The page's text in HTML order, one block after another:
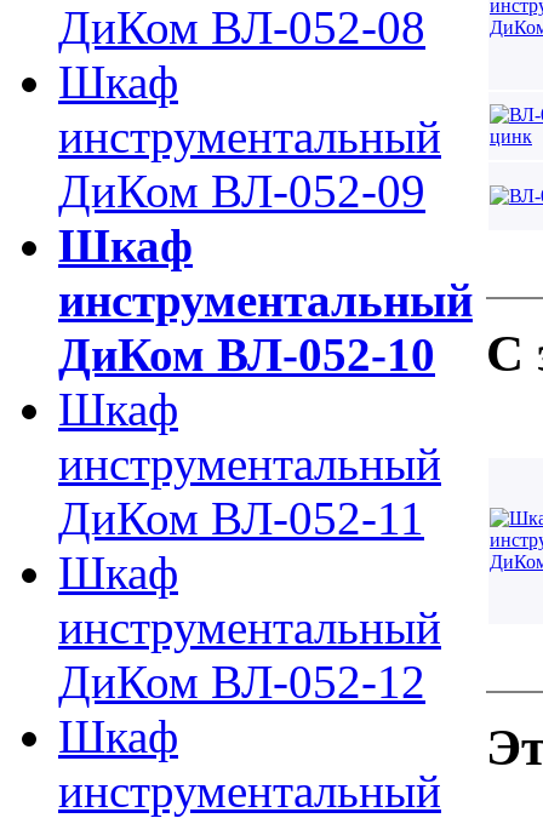
ДиКом ВЛ-052-08
Шкаф
инструментальный
ДиКом ВЛ-052-09
Шкаф
инструментальный
ДиКом ВЛ-052-10
Шкаф
инструментальный
ДиКом ВЛ-052-11
Шкаф
инструментальный
ДиКом ВЛ-052-12
Шкаф
инструментальный
С